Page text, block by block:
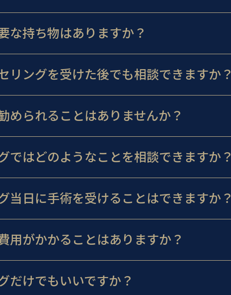
な持ち物はありますか？
リングを受けた後でも相談できますか？
められることはありませんか？
ではどのようなことを相談できますか？
当日に手術を受けることはできますか？
用がかかることはありますか？
だけでもいいですか？